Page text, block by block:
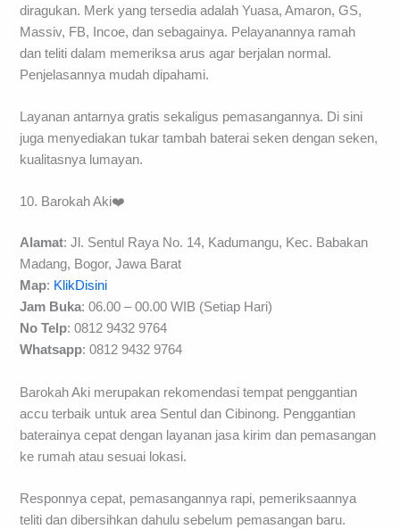
diragukan. Merk yang tersedia adalah Yuasa, Amaron, GS,
Massiv, FB, Incoe, dan sebagainya. Pelayanannya ramah
dan teliti dalam memeriksa arus agar berjalan normal.
Penjelasannya mudah dipahami.
Layanan antarnya gratis sekaligus pemasangannya. Di sini
juga menyediakan tukar tambah baterai seken dengan seken,
kualitasnya lumayan.
10. Barokah Aki❤️
Alamat: Jl. Sentul Raya No. 14, Kadumangu, Kec. Babakan
Madang, Bogor, Jawa Barat
Map: KlikDisini
Jam Buka: 06.00 – 00.00 WIB (Setiap Hari)
No Telp: 0812 9432 9764
Whatsapp: 0812 9432 9764
Barokah Aki merupakan rekomendasi tempat penggantian
accu terbaik untuk area Sentul dan Cibinong. Penggantian
baterainya cepat dengan layanan jasa kirim dan pemasangan
ke rumah atau sesuai lokasi.
Responnya cepat, pemasangannya rapi, pemeriksaannya
teliti dan dibersihkan dahulu sebelum pemasangan baru.